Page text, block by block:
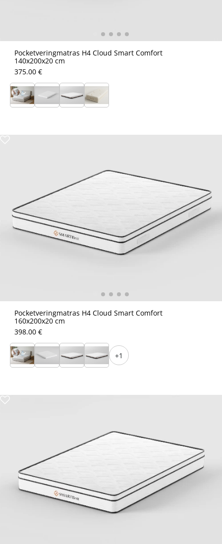
Pocketveringmatras H4 Cloud Smart Comfort
140x200x20 cm
375.00 €
Pocketveringmatras H4 Cloud Smart Comfort
160x200x20 cm
398.00 €
+1